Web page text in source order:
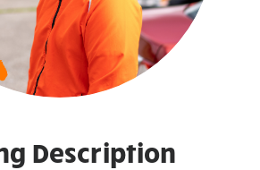
Description